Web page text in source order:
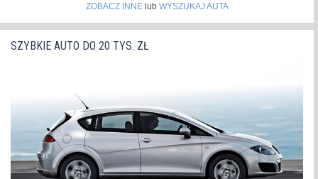
ZOBACZ INNElub WYSZUKAJ AUTA
SZYBKIE AUTO DO 20 TYS. ZŁ